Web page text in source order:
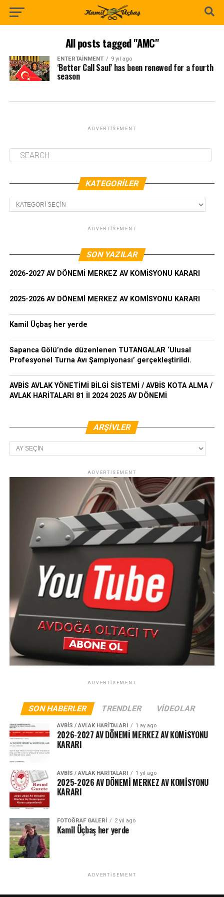
All posts tagged "AMC"
ENTERTAINMENT 9 yıl ago
‘Better Call Saul’ has been renewed for a fourth
season
ADVERTISEMENT
KATEGORILER
Kategoriler
ADVERTISEMENT
SON YAZILAR
2026-2027 AV DÖNEMİ MERKEZ AV KOMİSYONU KARARI
2025-2026 AV DÖNEMİ MERKEZ AV KOMİSYONU KARARI
Kamil Üçbaş her yerde
Sapanca Gölü’nde düzenlenen TUTANGALAR ‘Ulusal
Profesyonel Turna Avı Şampiyonası’ gerçekleştirildi.
AVBİS AVLAK YÖNETİMİ BİLGİ SİSTEMİ / AVBİS KOTA ALMA /
AVLAK HARİTALARI 81 İl 2024 2025 AV DÖNEMİ
ARŞIVLER
Arşivler
ADVERTISEMENT
ADVERTISEMENT
SON HABERLER TRENDLER VIDEOLAR
AVBIS / AVLAK HARITALARI 1 ay ago
2026-2027 AV DÖNEMİ MERKEZ AV KOMİSYONU
KARARI
AVBIS / AVLAK HARITALARI 1 yıl ago
2025-2026 AV DÖNEMİ MERKEZ AV KOMİSYONU
KARARI
FOTOĞRAF GALERI 2 yıl ago
Kamil Üçbaş her yerde
ADVERTISEMENT